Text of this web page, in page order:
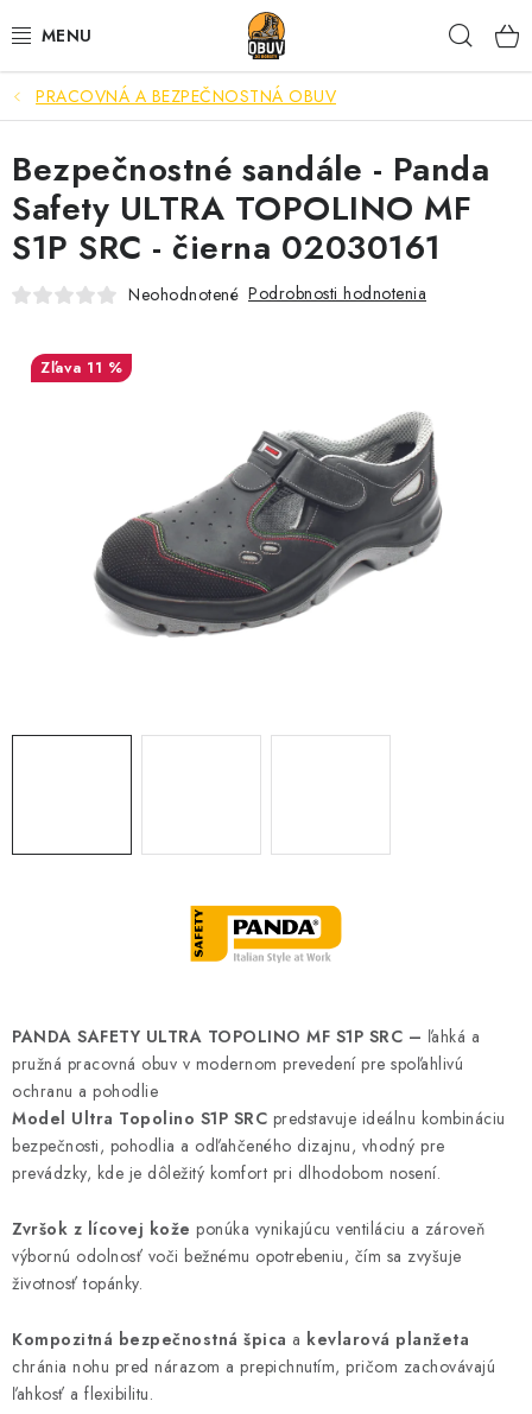
na
PRACOVNÁ A BEZPEČNOSTNÁ OBUV
VOĽNOČASOVÁ OBUV
VÝPREDAJ
VLOŽKY
IMPREGNÁCIA A OCHRANA
BEZPEČNOSTNÉ NORMY A SYMBOLY
KONTAKT
INFORMÁCIE PRE ZÁKAZNÍKOV
PRACOVNÁ A BEZPEČNOSTNÁ OBUV
PANDA SAFETY ULTRA TOPOLINO MF S1P SRC – ľahká a
pružná pracovná obuv v modernom prevedení pre spoľahlivú
ochranu a pohodlie
Model Ultra Topolino S1P SRC predstavuje ideálnu kombináciu
bezpečnosti, pohodlia a odľahčeného dizajnu, vhodný pre
prevádzky, kde je dôležitý komfort pri dlhodobom nosení.
Zvršok z lícovej kože ponúka vynikajúcu ventiláciu a zároveň
výbornú odolnosť voči bežnému opotrebeniu, čím sa zvyšuje
životnosť topánky.
Kompozitná bezpečnostná špica a kevlarová planžeta
chránia nohu pred nárazom a prepichnutím, pričom zachovávajú
ľahkosť a flexibilitu.
Bezpečnostné sandále - Panda
Safety ULTRA TOPOLINO MF
S1P SRC - čierna 02030161
Neohodnotené Podrobnosti hodnotenia
11 %